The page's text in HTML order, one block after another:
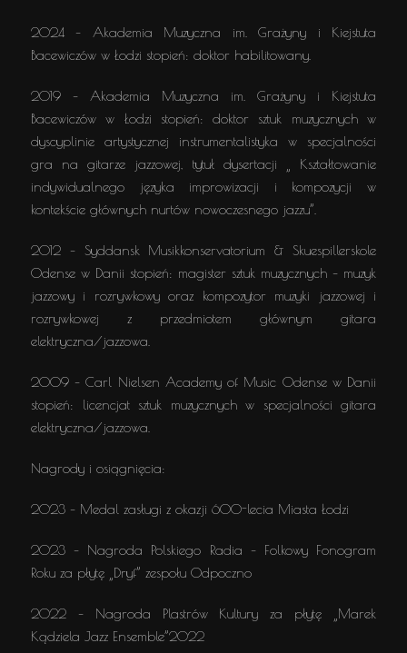
2024 – Akademia Muzyczna im. Grażyny i Kiejstuta
Bacewiczów w Łodzi stopień: doktor habilitowany.
2019 – Akademia Muzyczna im. Grażyny i Kiejstuta
Bacewiczów w Łodzi stopień: doktor sztuk muzycznych w
dyscyplinie artystycznej instrumentalistyka w specjalności
gra na gitarze jazzowej, tytuł dysertacji „ Kształtowanie
indywidualnego języka improwizacji i kompozycji w
kontekście głównych nurtów nowoczesnego jazzu”.
2012 – Syddansk Musikkonservatorium & Skuespillerskole
Odense w Danii stopień: magister sztuk muzycznych – muzyk
jazzowy i rozrywkowy oraz kompozytor muzyki jazzowej i
rozrywkowej z przedmiotem głównym gitara
elektryczna/jazzowa.
2009 – Carl Nielsen Academy of Music Odense w Danii
stopień: licencjat sztuk muzycznych w specjalności gitara
elektryczna/jazzowa.
Nagrody i osiągnięcia:
2023 – Medal zasługi z okazji 600-lecia Miasta Łodzi
2023 – Nagroda Polskiego Radia – Folkowy Fonogram
Roku za płytę „Dryf” zespołu Odpoczno
2022 – Nagroda Plastrów Kultury za płytę „Marek
Kądziela Jazz Ensemble”2022